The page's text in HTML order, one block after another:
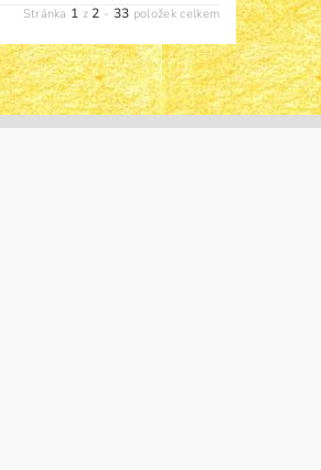
Stránka 1 z2 - 33 položek celkem